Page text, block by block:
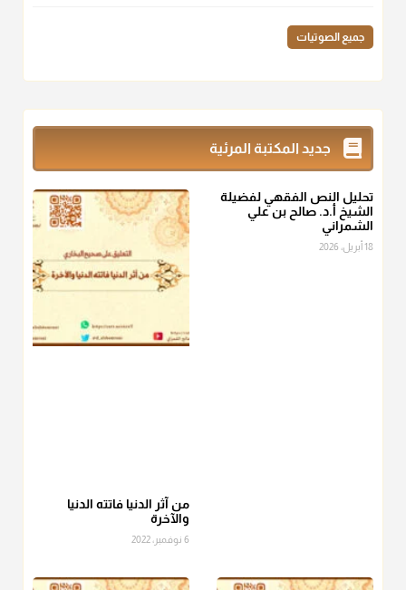
أ.د. صالح الشمراني
المعتدلين غير مقبوضتين ولا مبسوطتين أربع مرات من الرز أو البر
أو التمر أو اللحم
منذ 3 شهر
، فإلم يعلم إلا بعد ذلك لم تجزه لقولهﷺ:
الصاع..فمن شق عليه إخراج الطعام هذه الأيام وأراد إخراج القيمة
جميع الصوتيات
جديد المكتبة المرئية
تحليل النص الفقهي لفضيلة
الشيخ أ.د. صالح بن علي
الشمراني
18 أبريل، 2026
من آثر الدنيا فاتته الدنيا
والآخرة
6 نوفمبر، 2022